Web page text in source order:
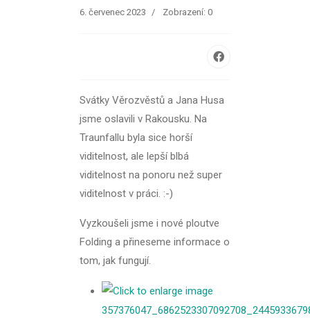
6. červenec 2023 Zobrazení: 0
Svátky Věrozvěstů a Jana Husa
jsme oslavili v Rakousku. Na
Traunfallu byla sice horší
viditelnost, ale lepší blbá
viditelnost na ponoru než super
viditelnost v práci. :-)
Vyzkoušeli jsme i nové ploutve
Folding a přineseme informace o
tom, jak fungují.